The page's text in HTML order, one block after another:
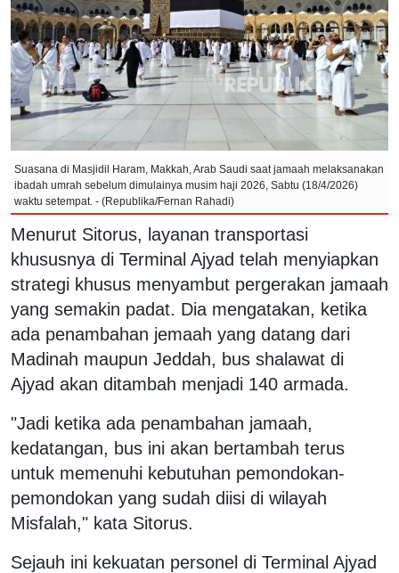
Suasana di Masjidil Haram, Makkah, Arab Saudi saat jamaah melaksanakan
ibadah umrah sebelum dimulainya musim haji 2026, Sabtu (18/4/2026)
waktu setempat. - (Republika/Fernan Rahadi)
Menurut Sitorus, layanan transportasi
khususnya di Terminal Ajyad telah menyiapkan
strategi khusus menyambut pergerakan jamaah
yang semakin padat. Dia mengatakan, ketika
ada penambahan jemaah yang datang dari
Madinah maupun Jeddah, bus shalawat di
Ajyad akan ditambah menjadi 140 armada.
"Jadi ketika ada penambahan jamaah,
kedatangan, bus ini akan bertambah terus
untuk memenuhi kebutuhan pemondokan-
pemondokan yang sudah diisi di wilayah
Misfalah," kata Sitorus.
Sejauh ini kekuatan personel di Terminal Ajyad